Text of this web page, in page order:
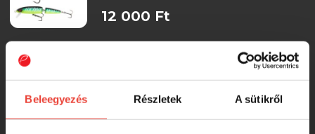
Beleegyezés Részletek A sütikről
12 000 Ft
Berkley Berkley Pulse Hardbait Pack
12 000 Ft